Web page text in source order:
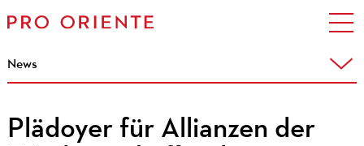
News
Plädoyer für Allianzen der